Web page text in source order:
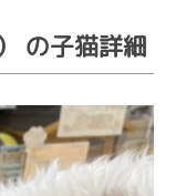
の子猫詳細